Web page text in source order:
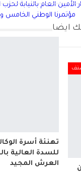
الأمين العام بالنيابة
مؤتمرنا الوطني الخامس وعدد
ايضا
تهنئة أسرة
للسدة العالية
العرش المجيد